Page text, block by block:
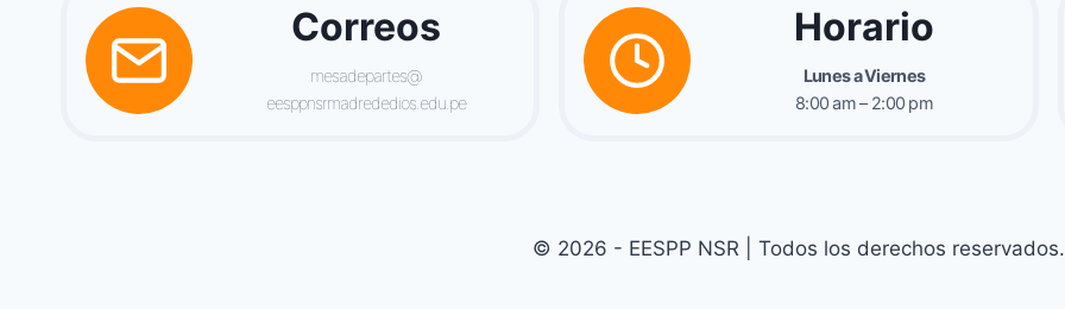
Correos
mesadepartes@
eesppnsrmadrededios.edu.pe
Horario
Lunes a Viernes
8:00 am – 2:00 pm
© 2026 - EESPP NSR | Todos los derechos reservados.